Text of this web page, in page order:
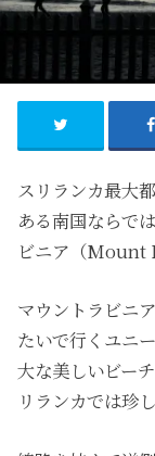
スリランカ最大
ある南国ならで
ビニア（Mount
マウントラビニ
たいで行くユニ
大な美しいビー
リランカでは珍